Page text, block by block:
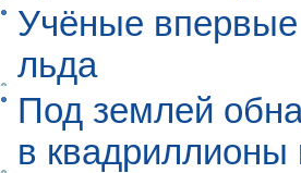
Учёные впервые
льда
Под землей
в квадриллионы